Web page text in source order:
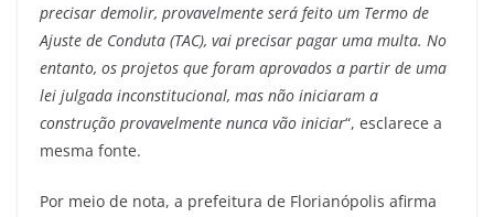
precisar demolir, provavelmente será feito um Termo de
Ajuste de Conduta (TAC), vai precisar pagar uma multa. No
entanto, os projetos que foram aprovados a partir de uma
lei julgada inconstitucional, mas não iniciaram a
construção provavelmente nunca vão iniciar“, esclarece a
mesma fonte.
Por meio de nota, a prefeitura de Florianópolis afirma